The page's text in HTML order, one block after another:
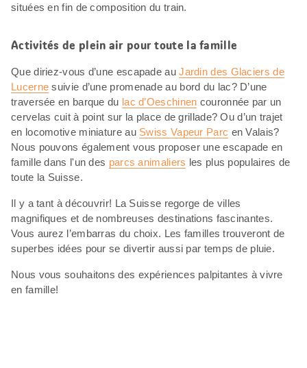
situées en fin de composition du train.
Activités de plein air pour toute la famille
Que diriez-vous d’une escapade auJardin des Glaciers de
Lucerne suivie d’une promenade au bord du lac? D’une
traversée en barque du lac d’Oeschinen couronnée par un
cervelas cuit à point sur la place de grillade? Ou d’un trajet
en locomotive miniature au Swiss Vapeur Parc en Valais?
Nous pouvons également vous proposer une escapade en
famille dans l'un des parcs animaliers les plus populaires de
toute la Suisse.
Il y a tant à découvrir! La Suisse regorge de villes
magnifiques et de nombreuses destinations fascinantes.
Vous aurez l’embarras du choix. Les familles trouveront de
superbes idées pour se divertir aussi par temps de pluie.
Nous vous souhaitons des expériences palpitantes à vivre
en famille!